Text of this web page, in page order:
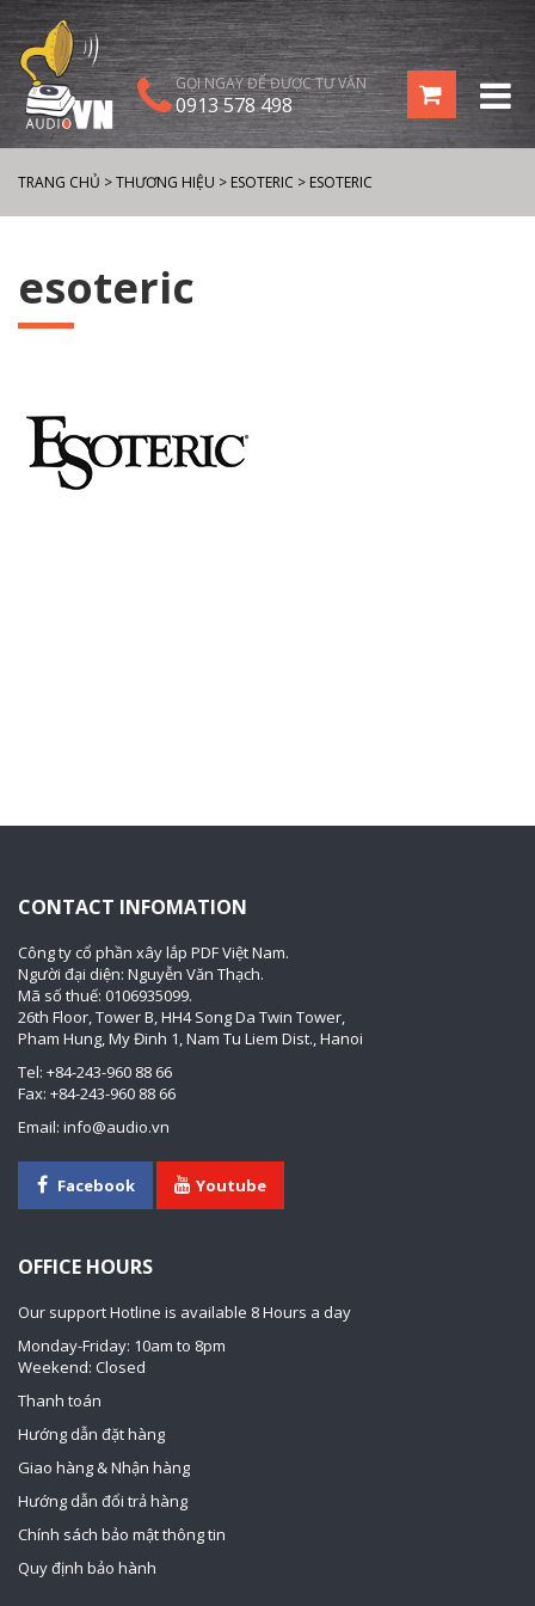
GỌI NGAY ĐỂ ĐƯỢC TƯ VẤN
0913 578 498
TRANG CHỦ >THƯƠNG HIỆU > ESOTERIC > ESOTERIC
esoteric
CONTACT INFOMATION
Công ty cổ phần xây lắp PDF Việt Nam.
Người đại diện: Nguyễn Văn Thạch.
Mã số thuế: 0106935099.
26th Floor, Tower B, HH4 Song Da Twin Tower,
Pham Hung, My Đinh 1, Nam Tu Liem Dist., Hanoi
Tel: +84-243-960 88 66
Fax: +84-243-960 88 66
Email: info@audio.vn
Facebook Youtube
OFFICE HOURS
Our support Hotline is available 8 Hours a day
Monday-Friday: 10am to 8pm
Weekend: Closed
Thanh toán
Hướng dẫn đặt hàng
Giao hàng & Nhận hàng
Hướng dẫn đổi trả hàng
Chính sách bảo mật thông tin
Quy định bảo hành